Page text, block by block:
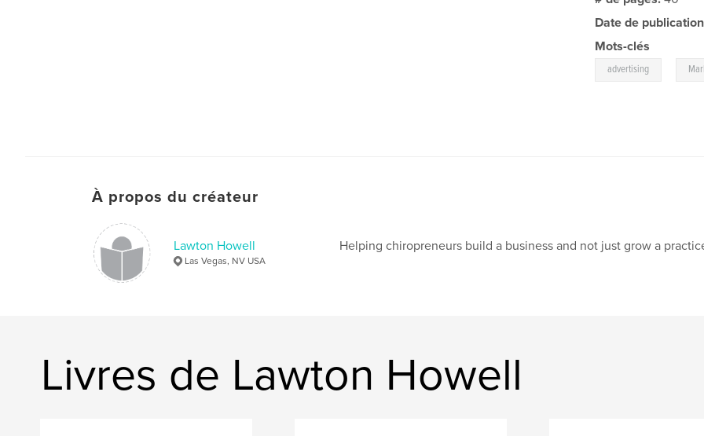
Date de
Mots-clés
advertising
À propos du créateur
Lawton Howell
Las Vegas, NV USA
Helping chiropreneurs build a business and not just grow a
Livres de Lawton Howell